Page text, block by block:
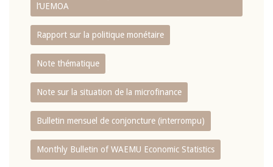
l‘UEMOA
Rapport sur la politique monétaire
Note thématique
Note sur la situation de la microfinance
Bulletin mensuel de conjoncture (interrompu)
Monthly Bulletin of WAEMU Economic Statistics